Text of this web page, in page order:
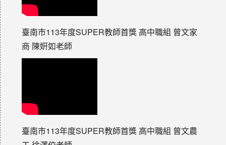
臺南市113年度SUPER教師首獎 高中職組 曾文家
商 陳姸如老師
臺南市113年度SUPER教師首獎 高中職組 曾文農